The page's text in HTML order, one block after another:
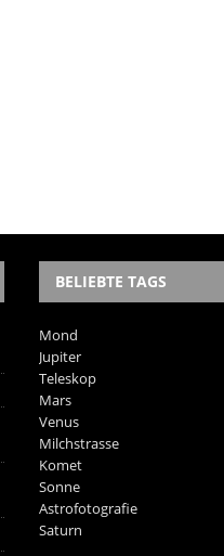
BELIEBTE TAGS
Mond
Jupiter
Teleskop
Mars
Venus
Milchstrasse
Komet
Sonne
Astrofotografie
Saturn